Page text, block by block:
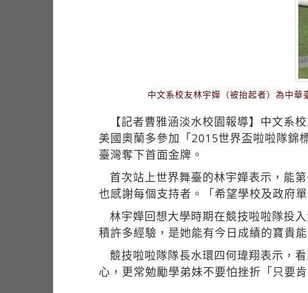
中文系校友林宇嬅（被抬起者）為中
【記者曹雅涵淡水校園報導】中文系
美國奧蘭多參加「2015世界盃啦啦隊錦
臺灣奪下首面金牌。
首次站上世界舞臺的林宇嬅表示，能
也感謝每個支持者。「希望學校及政府
林宇嬅回想大學時期在競技啦啦隊投
積許多經驗，是她能有今日成績的寶貴能
競技啦啦隊隊長水環四何瑋翔表示，
心，更常勉勵學弟妹不要怕挫折「只要